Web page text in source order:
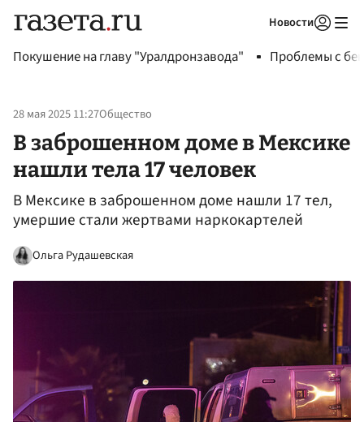
Новости
Покушение на главу "Уралдронзавода" Проблемы с
28 мая 2025 11:27Общество
В заброшенном доме в Мексике
нашли тела 17 человек
В Мексике в заброшенном доме нашли 17 тел,
умершие стали жертвами наркокартелей
Ольга Рудашевская